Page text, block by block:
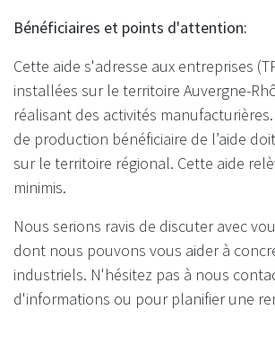
Bénéficiaires et points d'attention:
Cette aide s'adresse aux entreprises
installées sur le territoire Auvergne-
réalisant des activités
de production bénéficiaire de l’aide
sur le territoire régional. Cette aide
minimis.
Nous serions ravis de discuter avec
dont nous pouvons vous aider à
industriels. N'hésitez pas à nous
d'informations ou pour planifier une